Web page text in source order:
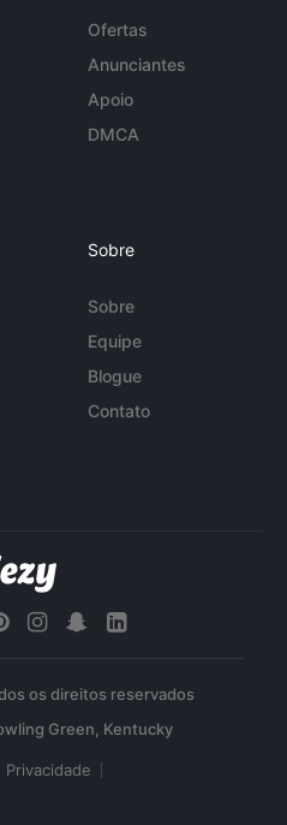
Ofertas
Anunciantes
Apoio
DMCA
Sobre
Sobre
Equipe
Blogue
Contato
os direitos reservados
Privacidade